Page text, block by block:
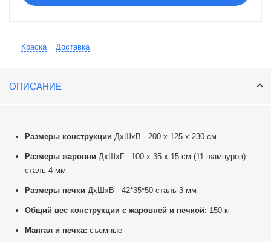
Краска Доставка
ОПИСАНИЕ
Размеры конструкции ДхШхВ - 200 х 125 х 230 см
Размеры жаровни ДхШхГ - 100 х 35 х 15 см (11 шампуров)
сталь 4 мм
Размеры печки ДхШхВ - 42*35*50 сталь 3 мм
Общий вес конструкции с жаровней и печкой: 150 кг
Мангал и печка: съемные